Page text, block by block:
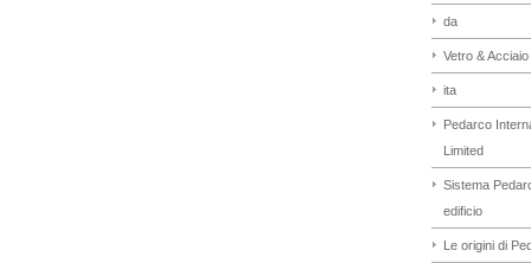
da
Vetro & Acciaio
ita
Pedarco
Limited
Sistema
edificio
Le origini di